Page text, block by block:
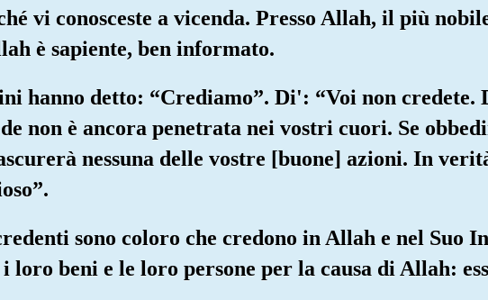
vi conosceste a vicenda. Presso Allah, il più
è sapiente, ben informato.
hanno detto: “Crediamo”. Di': “Voi non
non è ancora penetrata nei vostri cuori. Se
nessuna delle vostre [buone] azioni. In
sono coloro che credono in Allah e nel Suo
loro beni e le loro persone per la causa di Allah: